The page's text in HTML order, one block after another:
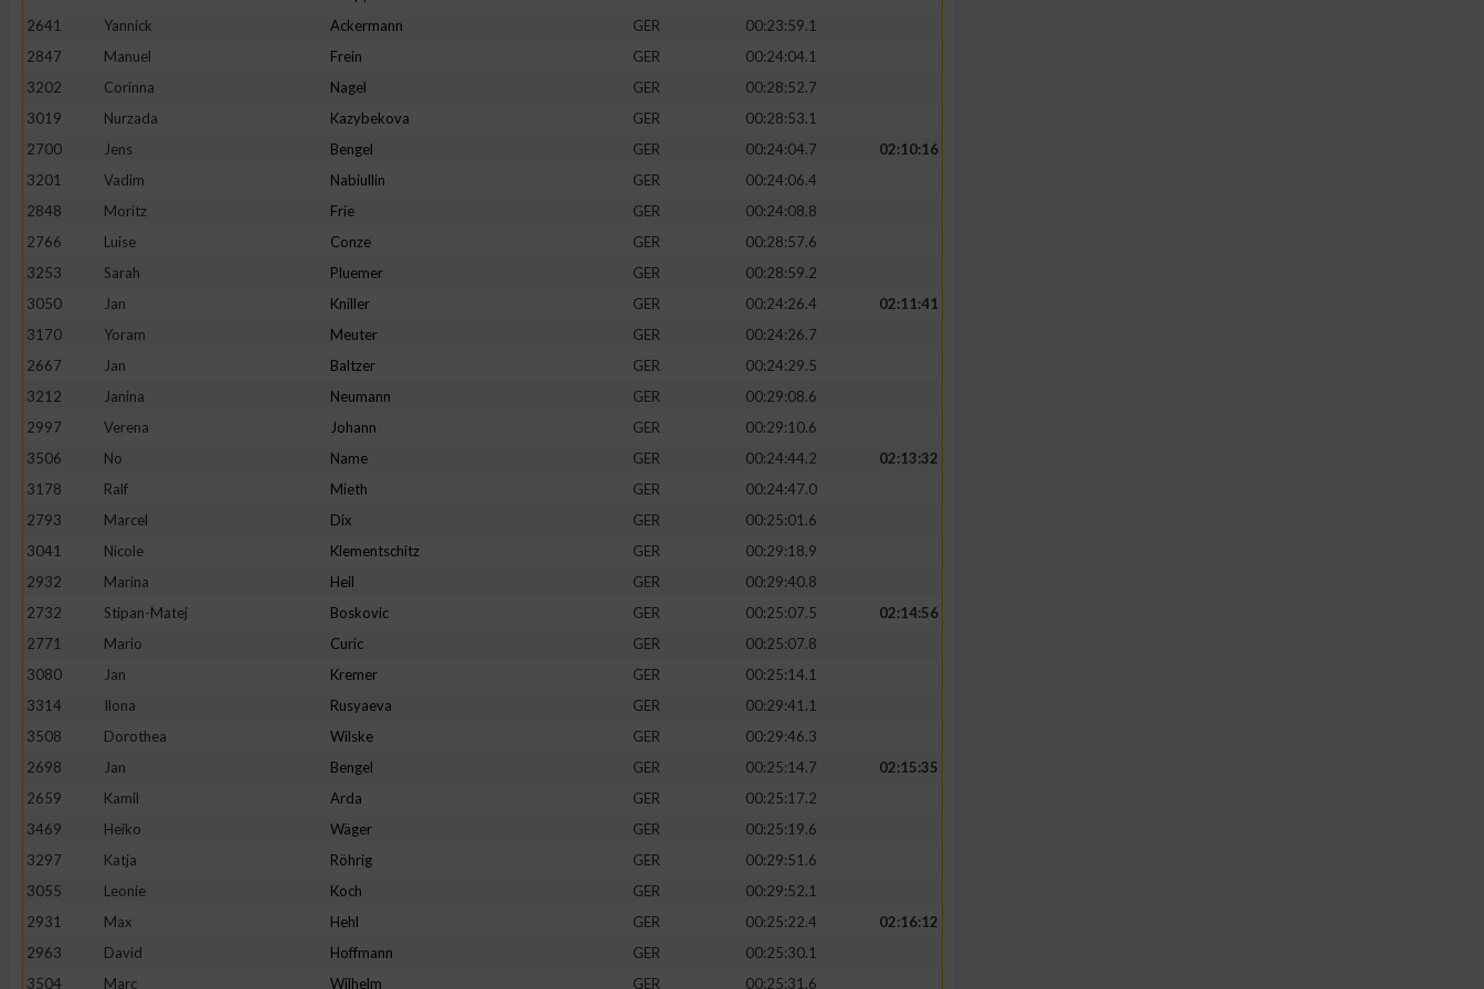
2641
Yannick Ackermann GER
00:23:59.1
2847
Manuel Frein GER
00:24:04.1
3202
Corinna Nagel GER
00:28:52.7
3019
Nurzada Kazybekova GER
00:28:53.1
2700
Jens Bengel GER 00:24:04.7
02:10:16
3201
Vadim Nabiullin GER
00:24:06.4
2848
Moritz Frie GER
00:24:08.8
2766
Luise Conze GER
00:28:57.6
3253
Sarah Pluemer GER
00:28:59.2
3050
Jan Kniller GER 00:24:26.4
02:11:41
3170
Yoram Meuter GER
00:24:26.7
2667
Jan Baltzer GER
00:24:29.5
3212
Janina Neumann GER
00:29:08.6
2997
Verena Johann GER
00:29:10.6
3506
No Name GER 00:24:44.2
02:13:32
3178
Ralf Mieth GER
00:24:47.0
2793
Marcel Dix GER
00:25:01.6
3041
Nicole Klementschitz GER
00:29:18.9
2932
Marina Heil GER
00:29:40.8
2732
Stipan-Matej Boskovic GER 00:25:07.5
02:14:56
2771
Mario Curic GER
00:25:07.8
3080
Jan Kremer GER
00:25:14.1
3314
Ilona Rusyaeva GER
00:29:41.1
3508
Dorothea Wilske GER
00:29:46.3
2698
Jan Bengel GER 00:25:14.7
02:15:35
2659
Kamil Arda GER
00:25:17.2
3469
Heiko Wäger GER
00:25:19.6
3297
Katja Röhrig GER
00:29:51.6
3055
Leonie Koch GER
00:29:52.1
2931
Max Hehl GER 00:25:22.4
02:16:12
2963
David Hoffmann GER
00:25:30.1
3504
Marc Wilhelm GER 00:25:31.6
Verwendung von Profilen zur Auswahl personalisierter Inhalte
Messung der Werbeleistung
Messung der Performance von Inhalten
Analyse von Zielgruppen durch Statistiken oder Kombinationen von Daten aus
verschiedenen Quellen
Verwendung reduzierter Daten zur Auswahl von Inhalten
Verwendung genauer Standortdaten
Geräte anhand von aktiv angeforderten Informationen identifizieren
Notwendig
Performance
Werbung